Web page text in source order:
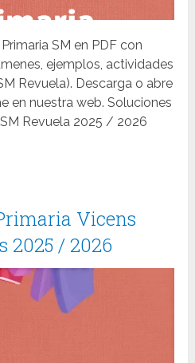
SM en PDF con
ejemplos, actividades
Revuela). Descarga o abre
en nuestra web. Soluciones
Revuela 2025 / 2026
Vicens
2025 / 2026